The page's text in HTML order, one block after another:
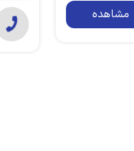
مشاهده